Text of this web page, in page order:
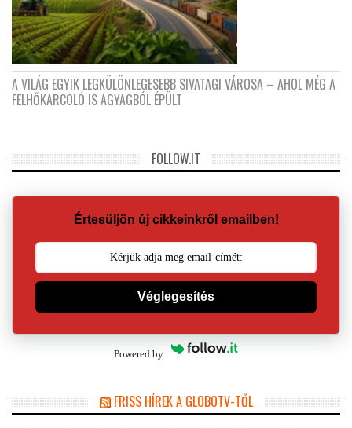
A VILÁG EGYIK LEGKÜLÖNLEGESEBB SIVATAGI VÁROSA – AHOL MÉG A
FELHŐKARCOLÓ IS AGYAGBÓL ÉPÜLT
FOLLOW.IT
Értesüljön új cikkeinkről emailben!
Véglegesítés
Powered by
FRISS HÍREK A GLOBOTV-TŐL